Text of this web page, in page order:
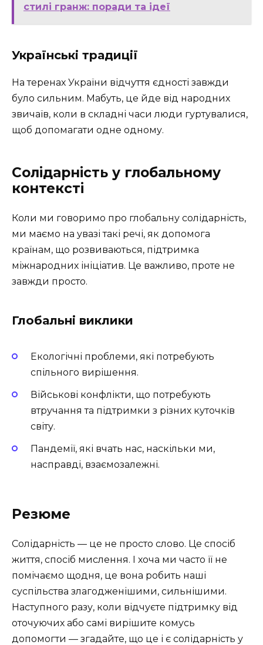
стилі гранж: поради та ідеї
Українські традиції
На теренах України відчуття єдності завжди
було сильним. Мабуть, це йде від народних
звичаїв, коли в складні часи люди гуртувалися,
щоб допомагати одне одному.
Солідарність у глобальному
контексті
Коли ми говоримо про глобальну солідарність,
ми маємо на увазі такі речі, як допомога
країнам, що розвиваються, підтримка
міжнародних ініціатив. Це важливо, проте не
завжди просто.
Глобальні виклики
Екологічні проблеми, які потребують
спільного вирішення.
Військові конфлікти, що потребують
втручання та підтримки з різних куточків
світу.
Пандемії, які вчать нас, наскільки ми,
насправді, взаємозалежні.
Резюме
Солідарність — це не просто слово. Це спосіб
життя, спосіб мислення. І хоча ми часто її не
помічаємо щодня, це вона робить наші
суспільства злагодженішими, сильнішими.
Наступного разу, коли відчуєте підтримку від
оточуючих або самі вирішите комусь
допомогти — згадайте, що це і є солідарність у